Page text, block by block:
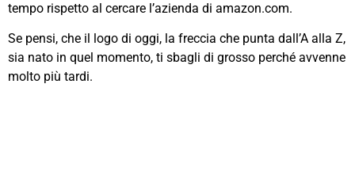
tempo rispetto al cercare l’azienda di amazon.com.
Se pensi, che il logo di oggi, la freccia che punta dall’A alla Z,
sia nato in quel momento, ti sbagli di grosso perché avvenne
molto più tardi.